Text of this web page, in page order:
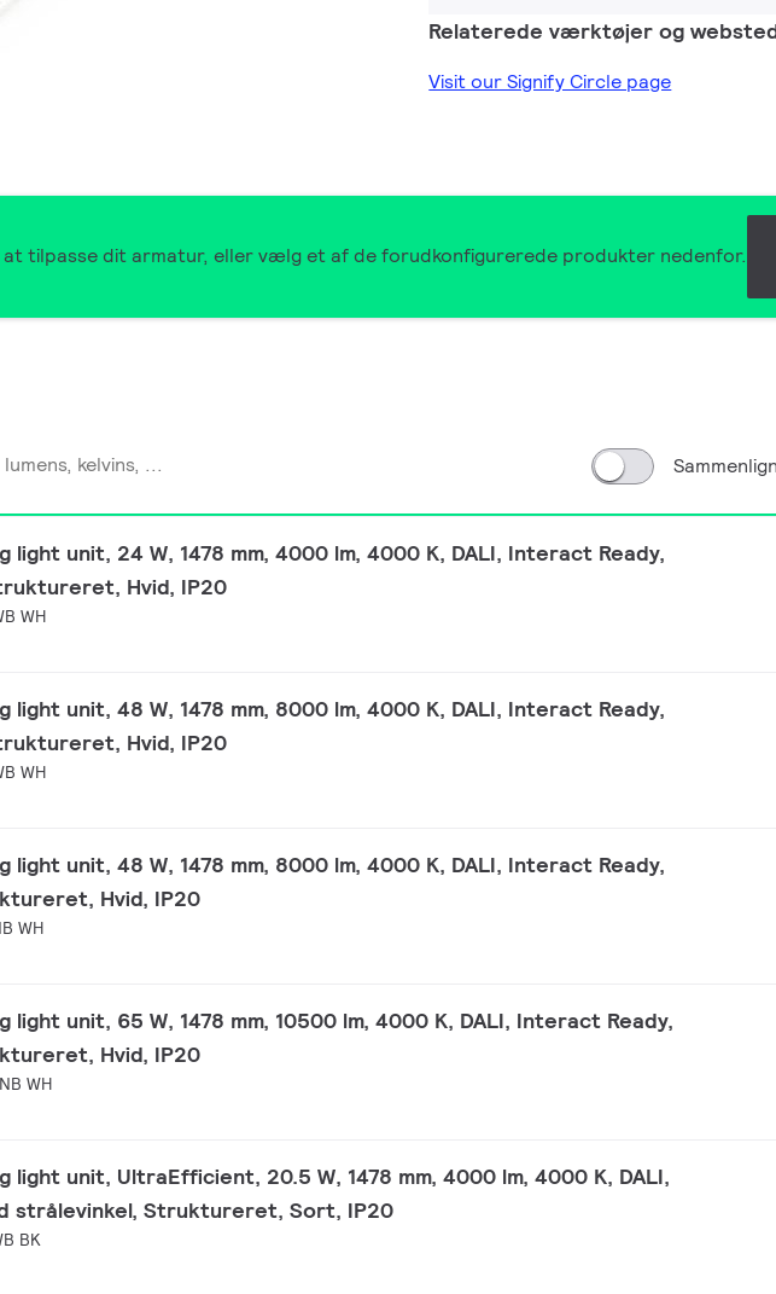
Relaterede værktøjer og
Visit our Signify Circle page
at tilpasse dit armatur, eller vælg et af de forudkonfigurerede produkter nedenfor.
Sammenlign
light unit, 24 W, 1478 mm, 4000 lm, 4000 K, DALI, Interact Ready,
Hvid, IP20
WH
light unit, 48 W, 1478 mm, 8000 lm, 4000 K, DALI, Interact Ready,
Hvid, IP20
WH
light unit, 48 W, 1478 mm, 8000 lm, 4000 K, DALI, Interact Ready,
Hvid, IP20
WH
light unit, 65 W, 1478 mm, 10500 lm, 4000 K, DALI, Interact Ready,
Hvid, IP20
WH
light unit, UltraEfficient, 20.5 W, 1478 mm, 4000 lm, 4000 K, DALI,
strålevinkel, Struktureret, Sort, IP20
BK